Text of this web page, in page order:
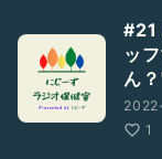
#21
ッ
ん
1